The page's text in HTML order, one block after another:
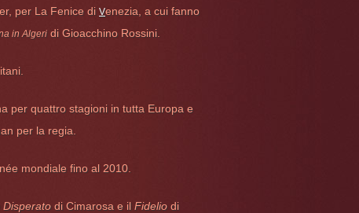
per La Fenice di Venezia, a cui fanno
in Algeridi Gioacchino Rossini.
per quattro stagioni in tutta Europa e
per la regia.
mondiale fino al 2010.
Disperato di Cimarosa e il Fidelio di